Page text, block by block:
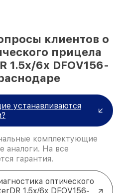
клиентов о
прицела
1.5x/6x DFOV156-
устанавливаются
комплектующие
аналоги. На все
гарантия.
оптического
1.5x/6x DFOV156-